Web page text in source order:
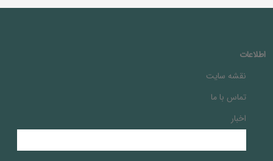
اطلاعات
نقشه سایت
تماس با ما
اخبار